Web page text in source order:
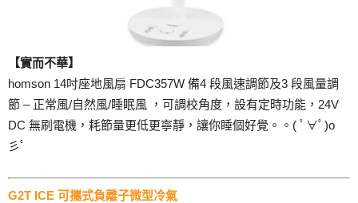
【實而不華】
homson 14吋座地風扇 FDC357W 備4 段風速調節及3 段風量調
節 – 正常風/自然風/睡眠風 ，可調校角度，設有定時功能，24V
DC 無刷電機，耗節量更低更寧靜，讓你睡個好覺。。( ﾟ∀ﾟ)o
彡ﾟ
G2T ICE 可攜式負離子微型冷氣